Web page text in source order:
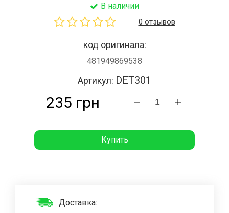
В наличии
0 отзывов
код оригинала:
481949869538
Артикул: DET301
235 грн
Купить
Доставка: